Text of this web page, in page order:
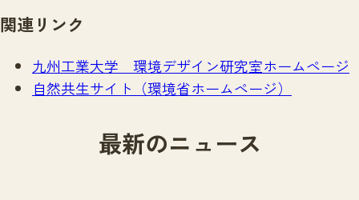
関連リンク
九州工業大学 環境デザイン研究室ホームページ
自然共生サイト（環境省ホームページ）
最新のニュース